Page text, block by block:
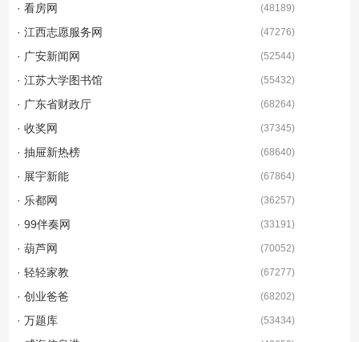
· 看房网 (48189)
· 江西志愿服务网 (47276)
· 广安新闻网 (52544)
· 江苏大学图书馆 (55432)
· 广东省财政厅 (68264)
· 收奖网 (37345)
· 抽屉新热榜 (68640)
· 展宇新能 (67864)
· 乐都网 (36257)
· 99伴奏网 (33191)
· 葫芦网 (70052)
· 轻轻家教 (67277)
· 创业爸爸 (68202)
· 万题库 (53434)